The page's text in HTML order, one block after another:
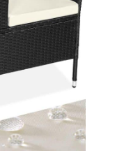
Il est
idéal pour
comme
fauteuil
un jardin
flexibilité le
pour